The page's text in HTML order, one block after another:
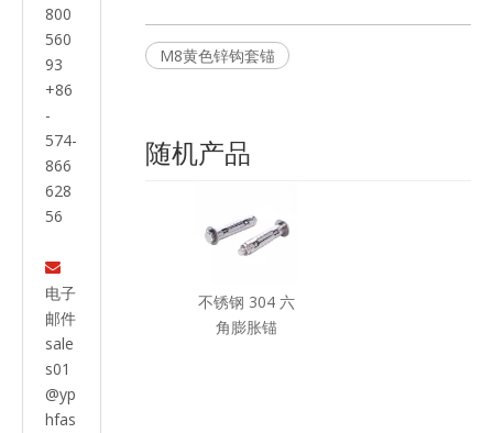
800
560
93
+86
-
574-
866
628
56

电子
邮件
sale
s01
@yp
hfas
M8黄色锌钩套锚
随机产品
不锈钢 304 六
角膨胀锚